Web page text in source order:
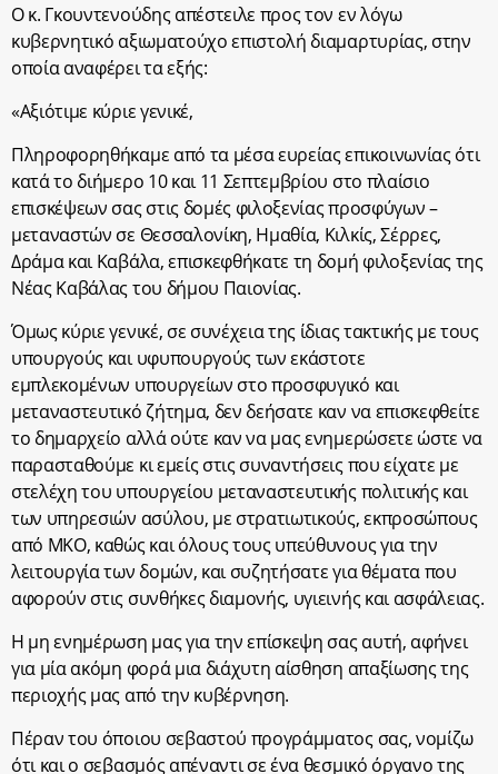
Ο κ. Γκουντενούδης απέστειλε προς τον εν λόγω
κυβερνητικό αξιωματούχο επιστολή διαμαρτυρίας, στην
οποία αναφέρει τα εξής:
«Αξιότιμε κύριε γενικέ,
Πληροφορηθήκαμε από τα μέσα ευρείας επικοινωνίας ότι
κατά το διήμερο 10 και 11 Σεπτεμβρίου στο πλαίσιο
επισκέψεων σας στις δομές φιλοξενίας προσφύγων –
μεταναστών σε Θεσσαλονίκη, Ημαθία, Κιλκίς, Σέρρες,
Δράμα και Καβάλα, επισκεφθήκατε τη δομή φιλοξενίας της
Νέας Καβάλας του δήμου Παιονίας.
Όμως κύριε γενικέ, σε συνέχεια της ίδιας τακτικής με τους
υπουργούς και υφυπουργούς των εκάστοτε
εμπλεκομένων υπουργείων στο προσφυγικό και
μεταναστευτικό ζήτημα, δεν δεήσατε καν να επισκεφθείτε
το δημαρχείο αλλά ούτε καν να μας ενημερώσετε ώστε να
παρασταθούμε κι εμείς στις συναντήσεις που είχατε με
στελέχη του υπουργείου μεταναστευτικής πολιτικής και
των υπηρεσιών ασύλου, με στρατιωτικούς, εκπροσώπους
από ΜΚΟ, καθώς και όλους τους υπεύθυνους για την
λειτουργία των δομών, και συζητήσατε για θέματα που
αφορούν στις συνθήκες διαμονής, υγιεινής και ασφάλειας.
Η μη ενημέρωση μας για την επίσκεψη σας αυτή, αφήνει
για μία ακόμη φορά μια διάχυτη αίσθηση απαξίωσης της
περιοχής μας από την κυβέρνηση.
Πέραν του όποιου σεβαστού προγράμματος σας, νομίζω
ότι και ο σεβασμός απέναντι σε ένα θεσμικό όργανο της